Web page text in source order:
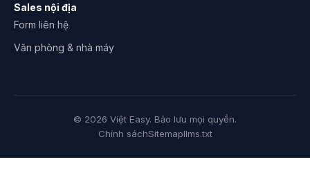
Sales nội địa
Form liên hệ
Văn phòng & nhà máy
© 2026 Việt Easy. Bảo lưu mọi quyền.
Chính sáchSitemapllms.txt